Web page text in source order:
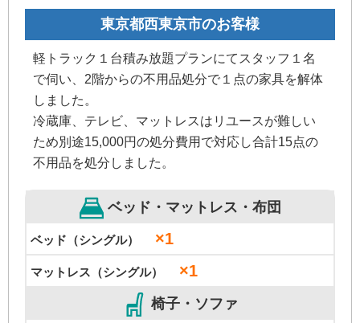
東京都西東京市のお客様
軽トラック１台積み放題プランにてスタッフ１名
で伺い、2階からの不用品処分で１点の家具を解体
しました。
冷蔵庫、テレビ、マットレスはリユースが難しい
ため別途15,000円の処分費用で対応し合計15点の
不用品を処分しました。
ベッド・マットレス・布団
ベッド（シングル） ×1
マットレス（シングル） ×1
椅子・ソファ